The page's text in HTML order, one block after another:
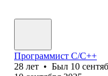
Программист С/C++
28 лет • Был 10